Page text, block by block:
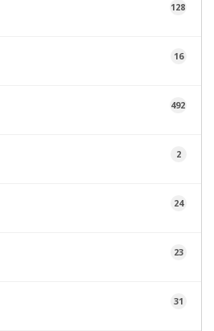
128
16
492
2
24
23
31